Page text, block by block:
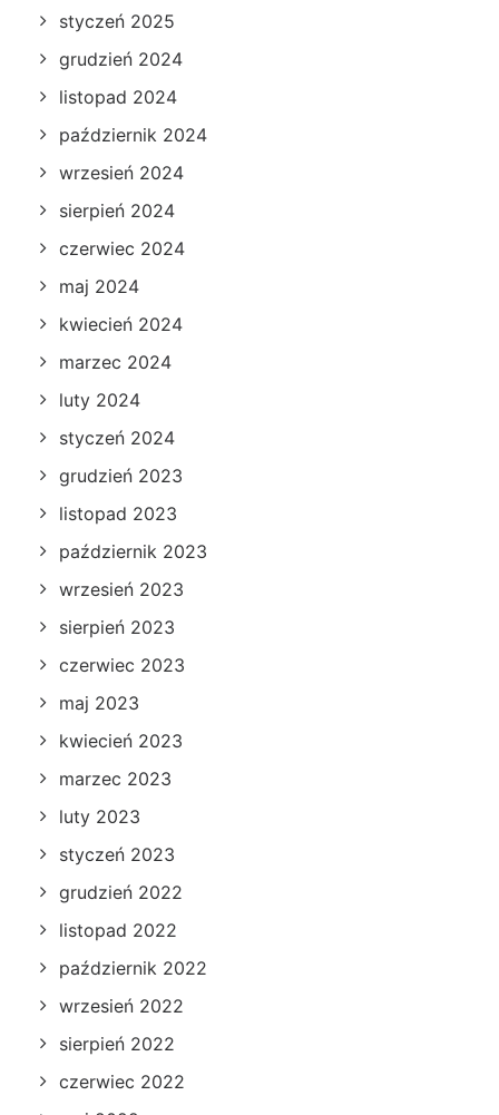
styczeń 2025
grudzień 2024
listopad 2024
październik 2024
wrzesień 2024
sierpień 2024
czerwiec 2024
maj 2024
kwiecień 2024
marzec 2024
luty 2024
styczeń 2024
grudzień 2023
listopad 2023
październik 2023
wrzesień 2023
sierpień 2023
czerwiec 2023
maj 2023
kwiecień 2023
marzec 2023
luty 2023
styczeń 2023
grudzień 2022
listopad 2022
październik 2022
wrzesień 2022
sierpień 2022
czerwiec 2022